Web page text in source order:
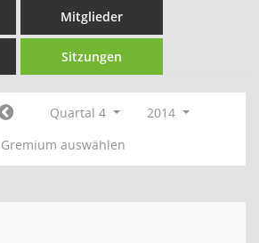
Mitglieder
Sitzungen
Quartal 4
2014
Gremium auswählen